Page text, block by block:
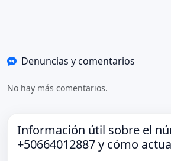
Denuncias y comentarios
No hay más comentarios.
Información útil sobre el
+50664012887 y cómo